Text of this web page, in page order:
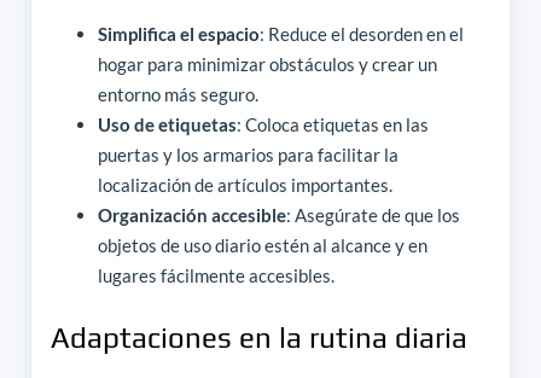
Simplifica el espacio: Reduce el desorden en el
hogar para minimizar obstáculos y crear un
entorno más seguro.
Uso de etiquetas: Coloca etiquetas en las
puertas y los armarios para facilitar la
localización de artículos importantes.
Organización accesible: Asegúrate de que los
objetos de uso diario estén al alcance y en
lugares fácilmente accesibles.
Adaptaciones en la rutina diaria